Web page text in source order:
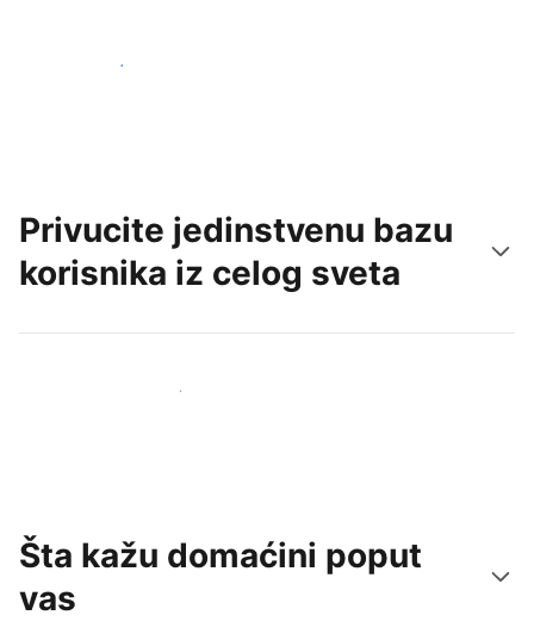
Počnite već danas
Privucite jedinstvenu bazu
korisnika iz celog sveta
Privucite nove goste već danas
Šta kažu domaćini poput
vas